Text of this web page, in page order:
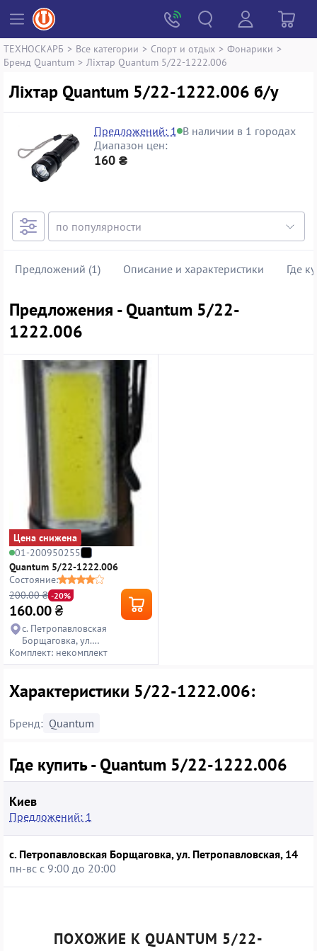
ТЕХНОСКАРБ > Все категории > Спорт и отдых > Фонарики >
Бренд Quantum > Ліхтар Quantum 5/22-1222.006
Ліхтар Quantum 5/22-1222.006 б/у
Предложений: 1 В наличии в 1 городах
Диапазон цен:
160 ₴
Предложений (1) Описание и характеристики Где
Предложения - Quantum 5/22-
1222.006
Цена снижена
01-200950255
Quantum 5/22-1222.006
Состояние:
200.00 ₴ -20%
160.00₴
с. Петропавловская
Борщаговка, ул.
Петропавловская, 14
Комплект: некомплект
Характеристики 5/22-1222.006:
Бренд: Quantum
Где купить - Quantum 5/22-1222.006
Киев
Предложений: 1
с. Петропавловская Борщаговка, ул. Петропавловская, 14
пн-вс с 9:00 до 20:00
ПОХОЖИЕ К QUANTUM 5/22-